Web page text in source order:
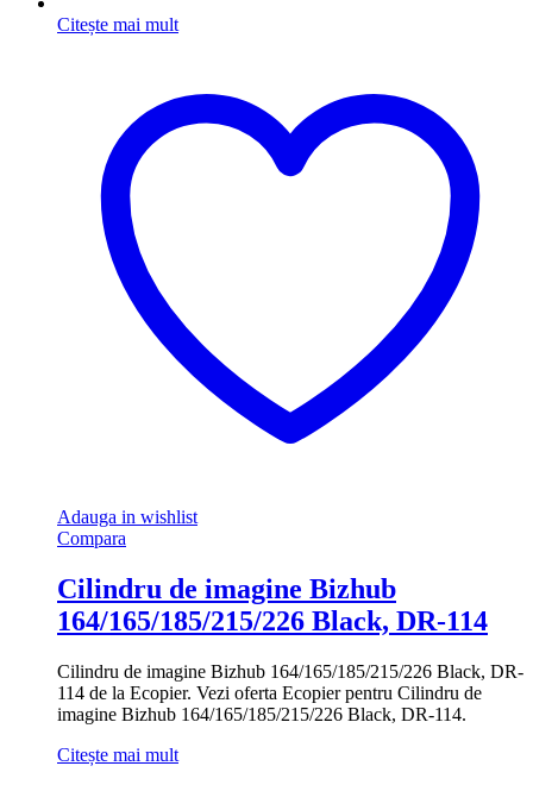
Citește mai mult
Adauga in wishlist
Compara
Cilindru de imagine Bizhub
164/165/185/215/226 Black, DR-114
Cilindru de imagine Bizhub 164/165/185/215/226 Black, DR-
114 de la Ecopier. Vezi oferta Ecopier pentru Cilindru de
imagine Bizhub 164/165/185/215/226 Black, DR-114.
Citește mai mult